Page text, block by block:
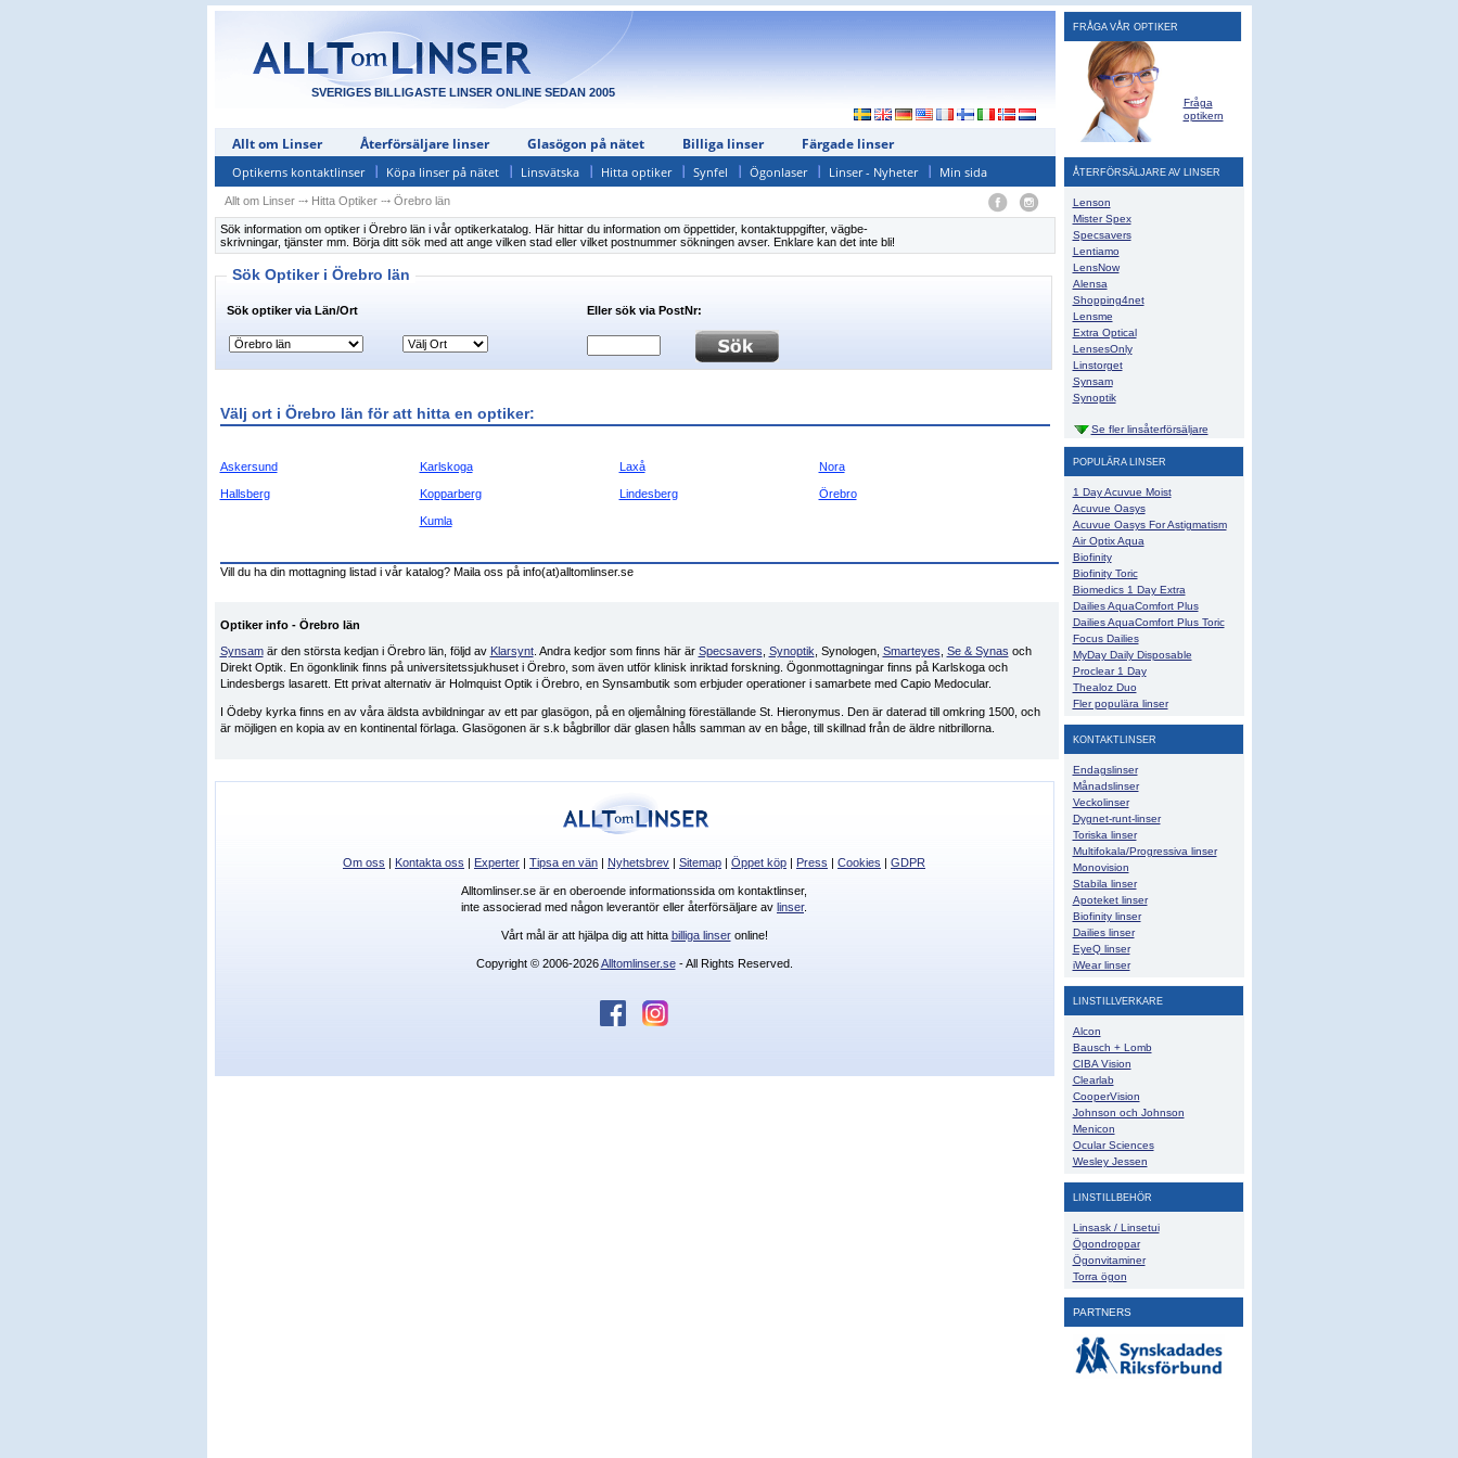
SVERIGES BILLIGASTE LINSER ONLINE SEDAN 2005
Allt om Linser Återförsäljare linser Glasögon på nätet Billiga linser Färgade linser
Optikerns kontaktlinser Köpa linser på nätet Linsvätska Hitta optiker Synfel Ögonlaser Linser - Nyheter Min sida
Allt om Linser⤏ Hitta Optiker⤏ Örebro län
Sök information om optiker i Örebro län i vår optikerkatalog. Här hittar du information om öppettider, kontaktuppgifter, vägbe-
skrivningar, tjänster mm. Börja ditt sök med att ange vilken stad eller vilket postnummer sökningen avser. Enklare kan det inte bli!
Sök Optiker i Örebro län
Sök optiker via Län/Ort Eller sök via PostNr:
Välj ort i Örebro län för att hitta en optiker:
Askersund
Hallsberg
Karlskoga
Kopparberg
Kumla
Laxå
Lindesberg
Nora
Örebro
Vill du ha din mottagning listad i vår katalog? Maila oss på info(at)alltomlinser.se
Optiker info - Örebro län
Synsamär den största kedjan i Örebro län, följd av Klarsynt. Andra kedjor som finns här är Specsavers Synoptik , Synologen, Smarteyes Se & Synas och
Direkt Optik. En ögonklinik finns på universitetssjukhuset i Örebro, som även utför klinisk inriktad forskning. Ögonmottagningar finns på Karlskoga och
Lindesbergs lasarett. Ett privat alternativ är Holmquist Optik i Örebro, en Synsambutik som erbjuder operationer i samarbete med Capio Medocular.
I Ödeby kyrka finns en av våra äldsta avbildningar av ett par glasögon, på en oljemålning föreställande St. Hieronymus. Den är daterad till omkring 1500, och
är möjligen en kopia av en kontinental förlaga. Glasögonen är s.k bågbrillor där glasen hålls samman av en båge, till skillnad från de äldre nitbrillorna.
FRÅGA VÅR OPTIKER
Fråga
optikern
ÅTERFÖRSÄLJARE AV LINSER
Lenson
Mister Spex
Specsavers
Lentiamo
LensNow
Alensa
Shopping4net
Lensme
Extra Optical
LensesOnly
Linstorget
Synsam
Synoptik
Se fler linsåterförsäljare
POPULÄRA LINSER
1 Day Acuvue Moist
Acuvue Oasys
Acuvue Oasys For Astigmatism
Air Optix Aqua
Biofinity
Biofinity Toric
Biomedics 1 Day Extra
Dailies AquaComfort Plus
Dailies AquaComfort Plus Toric
Focus Dailies
MyDay Daily Disposable
Proclear 1 Day
Thealoz Duo
Fler populära linser
KONTAKTLINSER
Endagslinser
Månadslinser
Veckolinser
Dygnet-runt-linser
Toriska linser
Multifokala/Progressiva linser
Monovision
Stabila linser
Apoteket linser
Biofinity linser
Dailies linser
EyeQ linser
iWear linser
LINSTILLVERKARE
Alcon
Bausch + Lomb
CIBA Vision
Clearlab
CooperVision
Johnson och Johnson
Menicon
Ocular Sciences
Wesley Jessen
LINSTILLBEHÖR
Linsask / Linsetui
Ögondroppar
Ögonvitaminer
Torra ögon
PARTNERS
Om oss | Kontakta oss | Experter | Tipsa en vän | Nyhetsbrev | Sitemap | Öppet köp | Press | Cookies | GDPR
Alltomlinser.se är en oberoende informationssida om kontaktlinser,
inte associerad med någon leverantör eller återförsäljare av linser.
Vårt mål är att hjälpa dig att hitta billiga linseronline!
Copyright © 2006-2026Alltomlinser.se- All Rights Reserved.